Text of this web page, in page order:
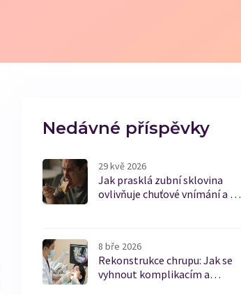
Nedávné příspěvky
29 kvě 2026
Jak prasklá zubní sklovina
ovlivňuje chuťové vnímání a co
8 bře 2026
Rekonstrukce chrupu: Jak se
vyhnout komplikacím a